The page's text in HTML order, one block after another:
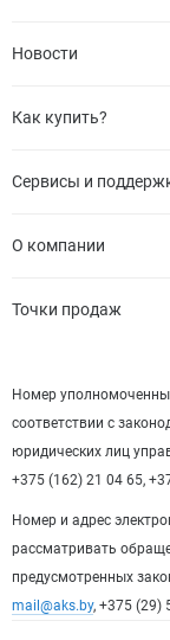
Новости
Как купить?
Сервисы и
О компании
Точки продаж
Номер
соответствии с
юридических лиц
+375 (162) 21 04 65,
Номер и адрес
рассматривать
предусмотренных
mail@aks.by, +375 (29)